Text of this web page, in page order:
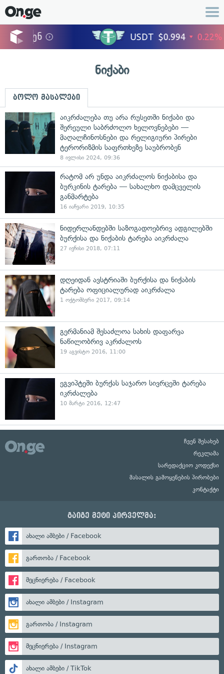
ნიქაბი
ბოლო მასალები
აიკრძალება თუ არა რუსეთში ნიქაბი და
შერეული საბრძოლო ხელოვნებები —
მაღალჩინოსნები და რელიგიური პირები
ტერორიზმის საფრთხეზე საუბრობენ
8 ივლისი 2024, 09:36
რატომ არ უნდა აიკრძალოს ნიქაბისა და
ბურკინის ტარება — სახალხო დამცველის
განმარტება
16 იანვარი 2019, 10:35
ნიდერლანდებში საზოგადოებრივ ადგილებში
ბურქისა და ნიქაბის ტარება აიკრძალა
27 ივნისი 2018, 07:11
დღეიდან ავსტრიაში ბურქისა და ნიქაბის
ტარება ოფიციალურად აიკრძალა
1 ოქტომბერი 2017, 09:14
გერმანიამ შესაძლოა სახის დაფარვა
ნაწილობრივ აკრძალოს
19 აგვისტო 2016, 11:00
ეგვიპტეში ბურქას საჯარო სივრცეში ტარება
იკრძალება
10 მარტი 2016, 12:47
ჩვენ შესახებ
რეკლამა
სარედაქციო კოდექსი
მასალის გამოყენების პირობები
კონტაქტი
გაიგე მეტი პირველმა:
ახალი ამბები / Facebook
გართობა / Facebook
მეცნიერება / Facebook
ახალი ამბები / Instagram
გართობა / Instagram
მეცნიერება / Instagram
ახალი ამბები / TikTok